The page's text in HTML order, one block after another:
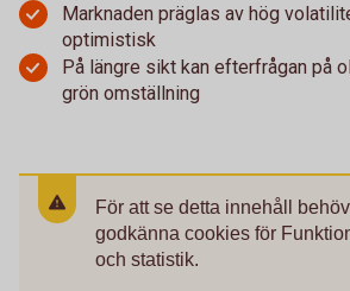
Marknaden präglas av hög
optimistisk
På längre sikt kan efterfrågan på
grön omställning
För att se detta innehåll
godkänna cookies för
och statistik.